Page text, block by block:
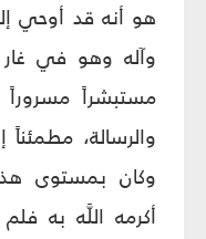
هو أنه قد أوحي
وآله وهو في غار
مستبشراً مسروراً
والرسالة،
وكان بمستوى
أكرمه اللَّه به